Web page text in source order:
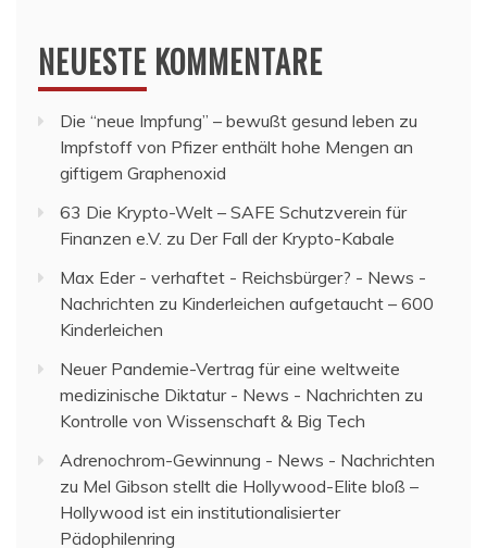
NEUESTE KOMMENTARE
Die “neue Impfung” – bewußt gesund leben zu
Impfstoff von Pfizer enthält hohe Mengen an
giftigem Graphenoxid
63 Die Krypto-Welt – SAFE Schutzverein für
Finanzen e.V. zu Der Fall der Krypto-Kabale
Max Eder - verhaftet - Reichsbürger? - News -
Nachrichten zu Kinderleichen aufgetaucht – 600
Kinderleichen
Neuer Pandemie-Vertrag für eine weltweite
medizinische Diktatur - News - Nachrichten zu
Kontrolle von Wissenschaft & Big Tech
Adrenochrom-Gewinnung - News - Nachrichten
zu Mel Gibson stellt die Hollywood-Elite bloß –
Hollywood ist ein institutionalisierter
Pädophilenring